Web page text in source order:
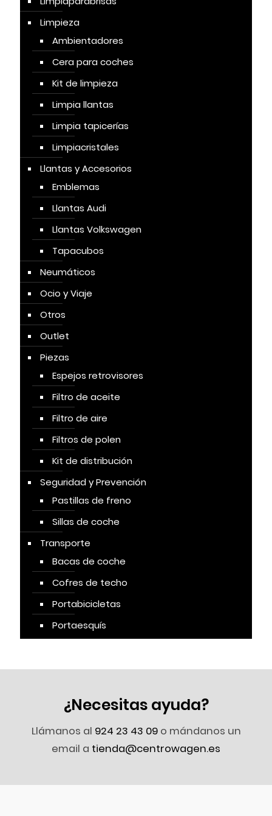
Limpieza
Ambientadores
Cera para coches
Kit de limpieza
Limpia llantas
Limpia tapicerías
Limpiacristales
Llantas y Accesorios
Emblemas
Llantas Audi
Llantas Volkswagen
Tapacubos
Neumáticos
Ocio y Viaje
Otros
Outlet
Piezas
Espejos retrovisores
Filtro de aceite
Filtro de aire
Filtros de polen
Kit de distribución
Seguridad y Prevención
Pastillas de freno
Sillas de coche
Transporte
Bacas de coche
Cofres de techo
Portabicicletas
Portaesquís
¿Necesitas ayuda?
Llámanos al 924 23 43 09o mándanos un
email a tienda@centrowagen.es